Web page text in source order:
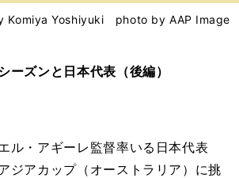
Komiya Yoshiyuki photo by AAP Image
ーズンと日本代表（後編）
ル・アギーレ監督率いる日本代表
ジアカップ（オーストラリア）に挑